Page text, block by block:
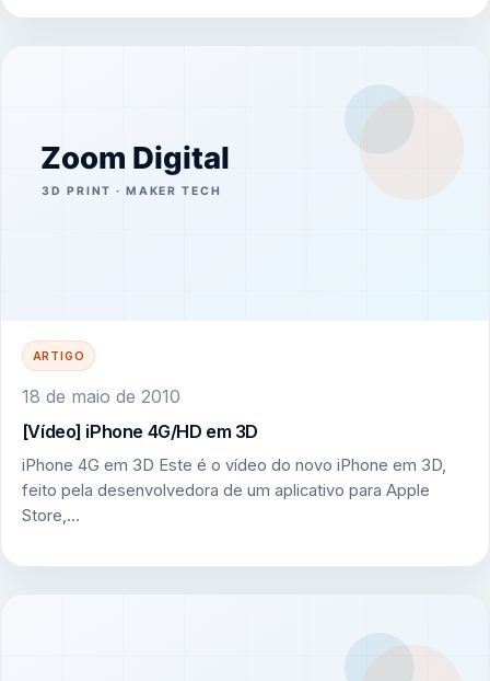
ARTIGO
18 de maio de 2010
[Vídeo] iPhone 4G/HD em 3D
iPhone 4G em 3D Este é o vídeo do novo iPhone em 3D,
feito pela desenvolvedora de um aplicativo para Apple
Store,…